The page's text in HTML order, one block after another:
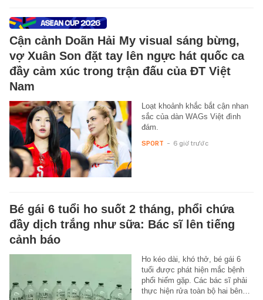
Cận cảnh Doãn Hải My visual sáng bừng,
vợ Xuân Son đặt tay lên ngực hát quốc ca
đầy cảm xúc trong trận đấu của ĐT Việt
Nam
Loạt khoảnh khắc bắt cận nhan
sắc của dàn WAGs Việt đình
đám.
SPORT - 6 giờ trước
Bé gái 6 tuổi ho suốt 2 tháng, phổi chứa
đầy dịch trắng như sữa: Bác sĩ lên tiếng
cảnh báo
Ho kéo dài, khó thở, bé gái 6
tuổi được phát hiện mắc bệnh
phổi hiếm gặp. Các bác sĩ phải
thực hiện rửa toàn bộ hai bên…